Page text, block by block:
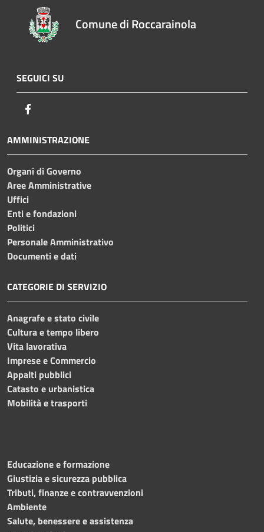
Comune di Roccarainola
SEGUICI SU
AMMINISTRAZIONE
Organi di Governo
Aree Amministrative
Uffici
Enti e fondazioni
Politici
Personale Amministrativo
Documenti e dati
CATEGORIE DI SERVIZIO
Anagrafe e stato civile
Cultura e tempo libero
Vita lavorativa
Imprese e Commercio
Appalti pubblici
Catasto e urbanistica
Mobilità e trasporti
Educazione e formazione
Giustizia e sicurezza pubblica
Tributi, finanze e contravvenzioni
Ambiente
Salute, benessere e assistenza